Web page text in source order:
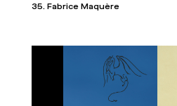
35. Fabrice Maquère